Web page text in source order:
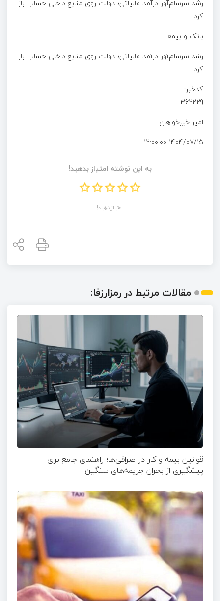
رشد سرسام‌آور درآمد مالیاتی؛ دولت روی منابع داخلی حساب باز
کرد
بانک و بیمه
رشد سرسام‌آور درآمد مالیاتی؛ دولت روی منابع داخلی حساب باز
کرد
کدخبر:
362229
امیر خیرخواهان
۱۴۰۴/۰۷/۱۵ ۱۲:۰۰:۰۰
به این نوشته امتیاز بدهید!
امتیاز دهید!
مقالات مرتبط در رمزارزفا:
قوانین بیمه و کار در صرافی‌ها؛ راهنمای جامع برای
پیشگیری از بحران جریمه‌های سنگین